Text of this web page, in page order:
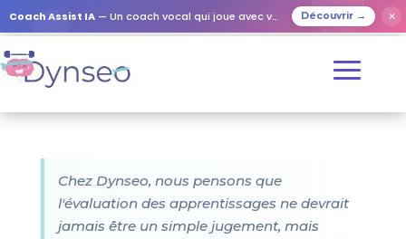
Coach Assist IA — Un coach vocal qui joue avec vos proches Découvrir → ✕
Chez Dynseo, nous pensons que
l'évaluation des apprentissages ne devrait
jamais être un simple jugement, mais